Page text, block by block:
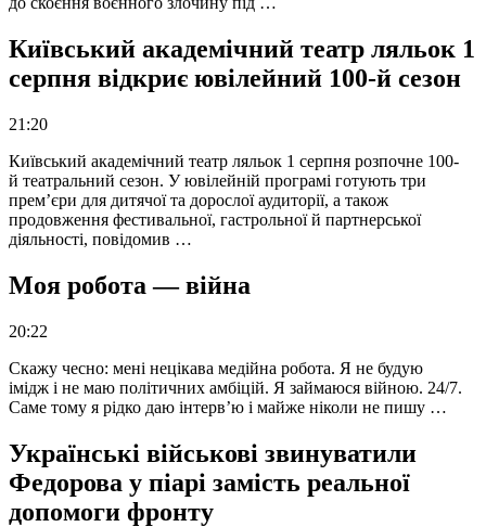
Київський академічний театр ляльок 1
серпня відкриє ювілейний 100-й сезон
21:20
Київський академічний театр ляльок 1 серпня розпочне 100-
й театральний сезон. У ювілейній програмі готують три
прем’єри для дитячої та дорослої аудиторії, а також
продовження фестивальної, гастрольної й партнерської
діяльності, повідомив …
Моя робота — війна
20:22
Скажу чесно: мені нецікава медійна робота. Я не будую
імідж і не маю політичних амбіцій. Я займаюся війною. 24/7.
Саме тому я рідко даю інтерв’ю і майже ніколи не пишу …
Українські військові звинуватили
Федорова у піарі замість реальної
допомоги фронту